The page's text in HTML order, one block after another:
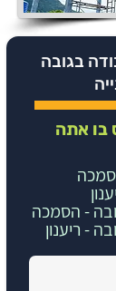
בגובה
בו אתה
- הסמכה
- ריענון